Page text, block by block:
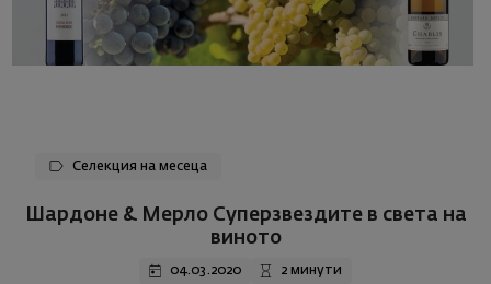
Селекция на месеца
Шардоне & Мерло Суперзвездите в света на
виното
04.03.2020 2 минути